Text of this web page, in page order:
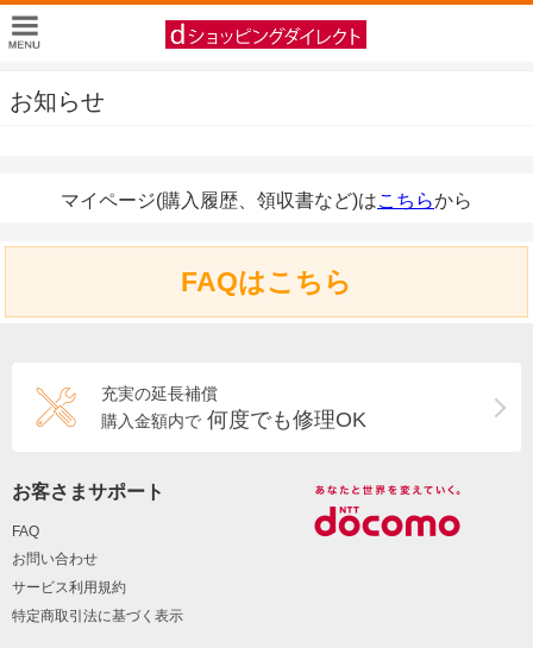
お知らせ
マイページ(購入履歴、領収書など)はこちらから
FAQはこちら
充実の延長補償
購入金額内で 何度でも修理OK
お客さまサポート
FAQ
お問い合わせ
サービス利用規約
特定商取引法に基づく表示